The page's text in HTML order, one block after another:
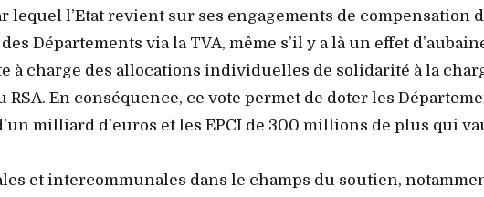
lequel l’Etat revient sur ses engagements de compensation
Départements via la TVA, même s’il y a là un effet
à charge des allocations individuelles de solidarité à la
En conséquence, ce vote permet de doter les
milliard d’euros et les EPCI de 300 millions de plus qui
et intercommunales dans le champs du soutien,